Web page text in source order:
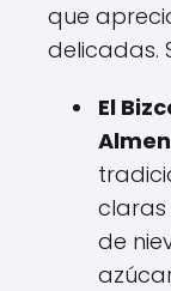
que
delicadas.
El
de